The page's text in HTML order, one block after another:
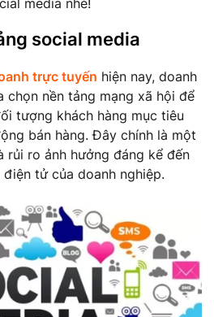
social media
trực tuyến hiện nay, doanh
chọn nền tảng mạng xã hội để
tượng khách hàng mục tiêu
bán hàng. Đây chính là một
rủi ro ảnh hưởng đáng kể đến
tử của doanh nghiệp.